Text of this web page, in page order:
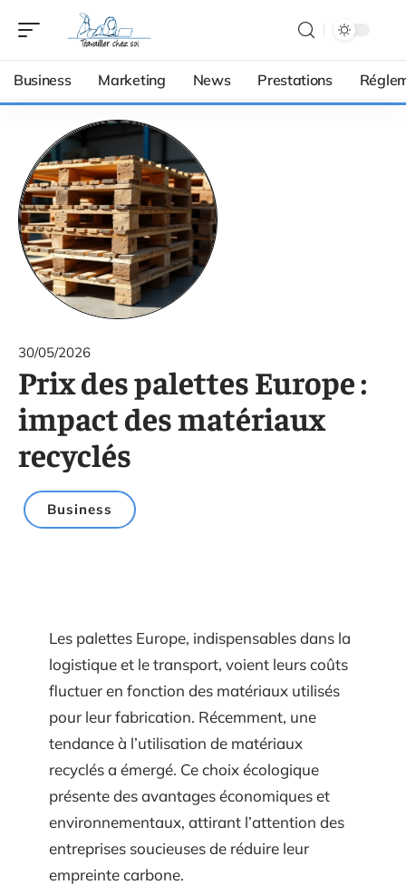
Business Marketing News Prestations
30/05/2026
Prix des palettes Europe :
impact des matériaux
recyclés
Business
Les palettes Europe, indispensables dans la
logistique et le transport, voient leurs coûts
fluctuer en fonction des matériaux utilisés
pour leur fabrication. Récemment, une
tendance à l’utilisation de matériaux
recyclés a émergé. Ce choix écologique
présente des avantages économiques et
environnementaux, attirant l’attention des
entreprises soucieuses de réduire leur
empreinte carbone.